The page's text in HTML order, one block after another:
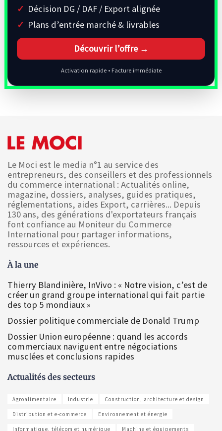
Décision DG / DAF / Export alignée
Plans d’entrée marché & livrables
Découvrir l’offre →
Activation rapide • Facture immédiate
Le Moci est le media n°1 au service des
entrepreneurs, des conseillers et des professionnels
du commerce international : Actualités online,
magazine, dossiers, analyses, guides pratiques,
réglementations, aides Export, carrières... Depuis
130 ans, des générations d'exportateurs français
font confiance au Moniteur du Commerce
International pour partager informations,
ressources et expériences.
À la une
Thierry Blandinière, InVivo : « Notre vision, c’est de
créer un grand groupe international qui fait partie
des top 5 mondiaux »
Dossier politique commerciale de Donald Trump
Dossier Union européenne : quand les accords
commerciaux naviguent entre négociations
musclées et conclusions rapides
Actualités des secteurs
Agroalimentaire Industrie Construction, architecture et design
Distribution et e-commerce Environnement et énergie
Informatique, télécom et numérique Machine et équipements